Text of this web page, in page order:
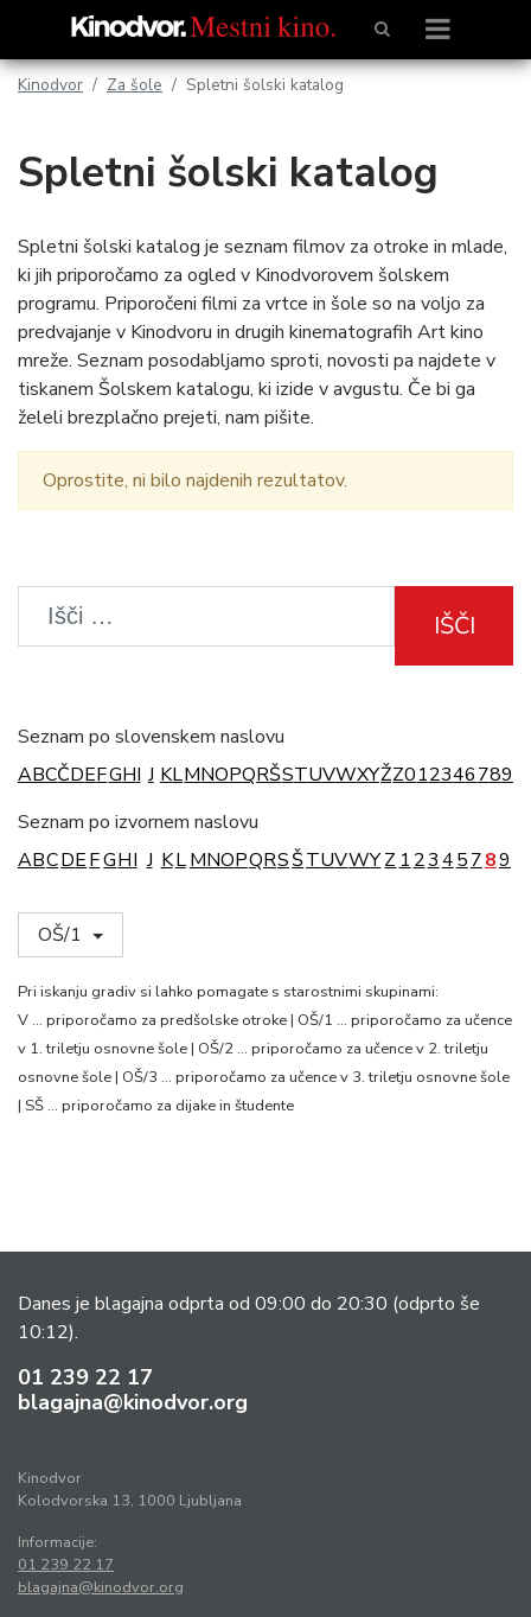
Kinodvor Za šole Spletni šolski katalog
Spletni šolski katalog
Spletni šolski katalog je seznam filmov za otroke in mlade,
ki jih priporočamo za ogled v Kinodvorovem šolskem
programu. Priporočeni filmi za vrtce in šole so na voljo za
predvajanje v Kinodvoru in drugih kinematografih Art kino
mreže. Seznam posodabljamo sproti, novosti pa najdete v
tiskanem Šolskem katalogu, ki izide v avgustu. Če bi ga
želeli brezplačno prejeti, nam pišite.
Oprostite, ni bilo najdenih rezultatov.
IŠČI
Seznam po slovenskem naslovu
ABCČDEFGHI J KLMNOPQRŠSTUVWXYŽZ012346789
Seznam po izvornem naslovu
ABCDEFGHI J KLMNOPQRSŠTUVWYZ 1 2345789
OŠ/1
Pri iskanju gradiv si lahko pomagate s starostnimi skupinami:
V … priporočamo za predšolske otroke | OŠ/1 … priporočamo za učence
v 1. triletju osnovne šole | OŠ/2 … priporočamo za učence v 2. triletju
osnovne šole | OŠ/3 … priporočamo za učence v 3. triletju osnovne šole
| SŠ … priporočamo za dijake in študente
Danes je blagajna odprta od 09:00 do 20:30 (odprto še
10:12).
01 239 22 17
blagajna@kinodvor.org
Kinodvor
Kolodvorska 13, 1000 Ljubljana
Informacije:
01 239 22 17
blagajna@kinodvor.org